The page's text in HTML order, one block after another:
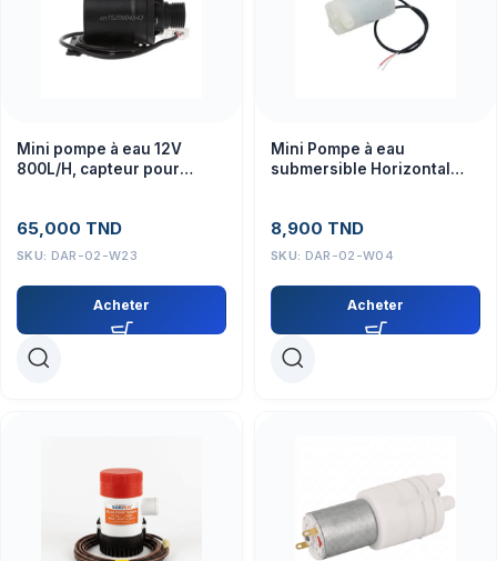
Mini pompe à eau 12V
800L/H, capteur pour
65,000 TND
SKU: DAR-02-W23
Acheter
Mini Pompe à eau
submersible Horizontal
8,900 TND
SKU: DAR-02-W04
Acheter